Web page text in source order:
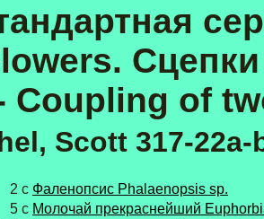
Coupling of
Scott 317-22a-
2 с Фаленопсис Phalaenopsis sp.
5 с Молочай прекраснейший